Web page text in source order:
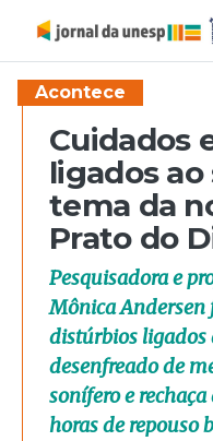
Acontece
Cuidados
ligados ao
tema da
Prato do
Pesquisadora e
Mônica Andersen
distúrbios ligados
desenfreado de
sonífero e
horas de repouso